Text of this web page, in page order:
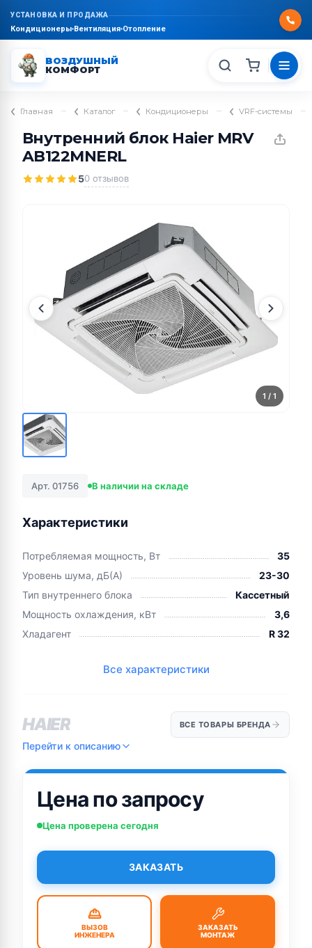
УСТАНОВКА И ПРОДАЖА
Кондиционеры Вентиляция Отопление
ВОЗДУШНЫЙ
КОМФОРТ
Главная – Каталог – Кондиционеры – VRF-системы –
Внутренний блок Haier MRV
AB122MNERL
50 отзывов
1 / 1
Арт. 01756 В наличии на складе
Характеристики
Потребляемая мощность, Вт
35
Уровень шума, дБ(А)
23-30
Тип внутреннего блока
Кассетный
Мощность охлаждения, кВт
3,6
Хладагент
R 32
Все характеристики
HAIER ВСЕ ТОВАРЫ БРЕНДА
Перейти к описанию
Цена по запросу
Цена проверена сегодня
ЗАКАЗАТЬ
ВЫЗОВ
ИНЖЕНЕРА
ЗАКАЗАТЬ
МОНТАЖ